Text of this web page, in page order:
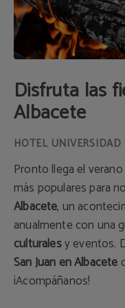
Disfruta las
Albacete
Pronto llega el
más populares para
Albacete, un
anualmente con una
culturalesy eventos.
San Juan en Albacete
¡Acompáñanos!